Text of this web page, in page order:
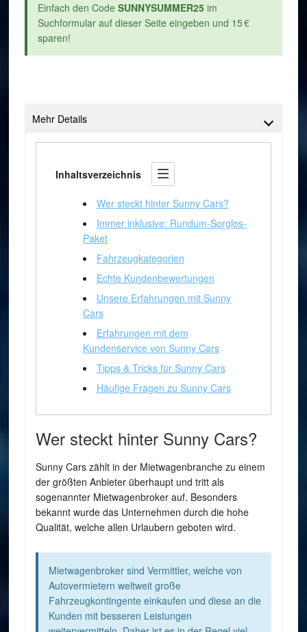
Einfach den Code SUNNYSUMMER25im
Suchformular auf dieser Seite eingeben und 15 €
sparen!
Mehr Details
Inhaltsverzeichnis
Wer steckt hinter Sunny Cars?
Immer inklusive: Rundum-Sorglos-
Paket
Fahrzeugkategorien
Echte Kundenbewertungen
Unsere Erfahrungen mit Sunny
Cars
Erfahrungen mit dem
Kundenservice von Sunny Cars
Tipps & Tricks für Sunny Cars
Häufige Fragen zu Sunny Cars
Wer steckt hinter Sunny Cars?
Sunny Cars zählt in der Mietwagenbranche zu einem
der größten Anbieter überhaupt und tritt als
sogenannter Mietwagenbroker auf. Besonders
bekannt wurde das Unternehmen durch die hohe
Qualität, welche allen Urlaubern geboten wird.
Mietwagenbroker sind Vermittler, welche von
Autovermietern weltweit große
Fahrzeugkontingente einkaufen und diese an die
Kunden mit besseren Leistungen